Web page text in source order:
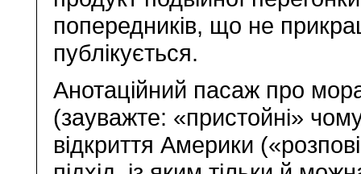
попередників, що не
публікується.
Анотаційний пасаж про
(зауважте: «пристойні»
відкриття Америки